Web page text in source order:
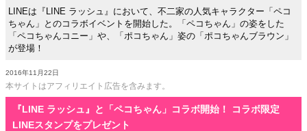
LINEは『LINE ラッシュ』において、不二家の人気キャラクター「ペコ
ちゃん」とのコラボイベントを開始した。「ペコちゃん」の姿をした
「ペコちゃんコニー」や、「ポコちゃん」姿の「ポコちゃんブラウン」
が登場！
2016年11月22日
本サイトはアフィリエイト広告を含みます。
『LINE ラッシュ』と「ペコちゃん」コラボ開始！ コラボ限定
LINEスタンプをプレゼント